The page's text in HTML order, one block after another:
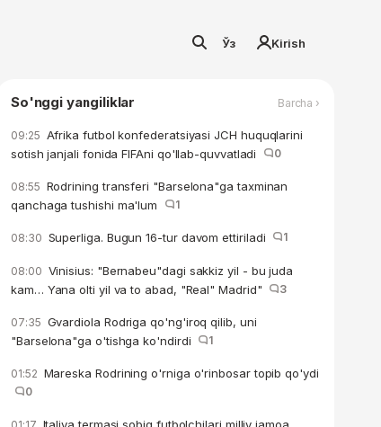
Ўз Kirish
So'nggi yangiliklar Barcha ›
09:25 Afrika futbol konfederatsiyasi JCH huquqlarini
sotish janjali fonida FIFAni qo'llab-quvvatladi
0
08:55 Rodrining transferi "Barselona"ga taxminan
qanchaga tushishi ma'lum
1
08:30 Superliga. Bugun 16-tur davom ettiriladi 1
08:00 Vinisius: "Bernabeu"dagi sakkiz yil - bu juda
kam… Yana olti yil va to abad, "Real" Madrid"
3
07:35 Gvardiola Rodriga qo'ng'iroq qilib, uni
"Barselona"ga o'tishga ko'ndirdi
1
01:52 Mareska Rodrining o'rniga o'rinbosar topib qo'ydi
0